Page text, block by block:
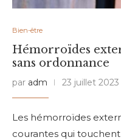
Bien-être
Hémorroïdes
sans ordonnance
par adm 23 juillet 2023
Les hémorroïdes
courantes qui